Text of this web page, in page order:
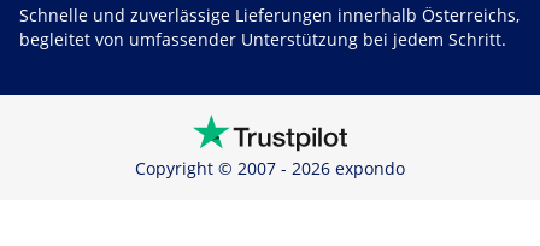
Schnelle und zuverlässige Lieferungen innerhalb Österreichs,
begleitet von umfassender Unterstützung bei jedem Schritt.
Copyright © 2007 - 2026 expondo